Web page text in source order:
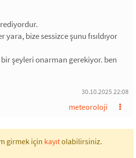
bize sessizce şunu fısıldıyor
şeyleri onarman gerekiyor. ben
30.10.2025 22:08
meteoroloji
girmek için kayıtolabilirsiniz.